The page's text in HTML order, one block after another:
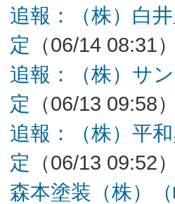
追報：（株）白
定 （06/14 08:31
追報：（株）サ
定 （06/13 09:58
追報：（株）平
定 （06/13 09:52
森本塗装（株）